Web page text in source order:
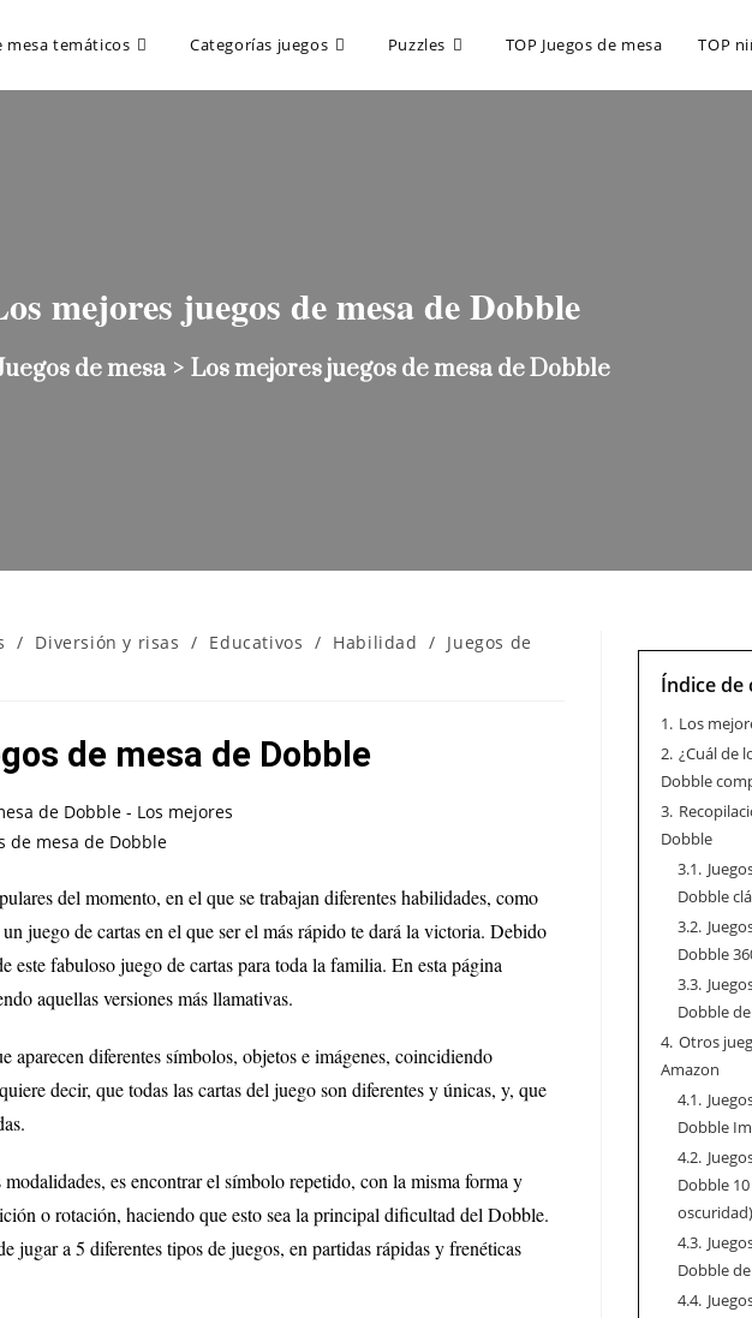
mesa temáticos Categorías juegos Puzzles TOP Juegos de mesa TOP
mejores juegos de mesa de Dobble
de mesa > Los mejores juegos de mesa de Dobble
/ Diversión y risas / Educativos / Habilidad / Juegos de
de mesa de Dobble
del momento, en el que se trabajan diferentes habilidades, como
juego de cartas en el que ser el más rápido te dará la victoria. Debido
este fabuloso juego de cartas para toda la familia. En esta página
aquellas versiones más llamativas.
aparecen diferentes símbolos, objetos e imágenes, coincidiendo
decir, que todas las cartas del juego son diferentes y únicas, y, que
es encontrar el símbolo repetido, con la misma forma y
o rotación, haciendo que esto sea la principal dificultad del Dobble.
jugar a 5 diferentes tipos de juegos, en partidas rápidas y frenéticas
Índice de
1. Los
2. ¿Cuál de
Dobble
3.
Dobble
3.1.
Dobble
3.2.
Dobble
3.3.
Dobble
4. Otros
Amazon
4.1.
Dobble
4.2.
Dobble
oscuridad)
4.3.
Dobble
4.4.